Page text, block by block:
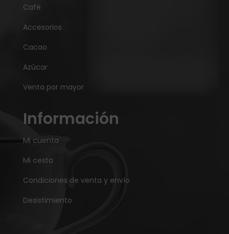
Café
Accesorios
Cacao
Azúcar
Venta por mayor
Información
Mi cuenta
Mi cesta
Condiciones de venta y envío
Desistimiento